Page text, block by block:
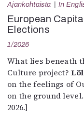
Ajankohtaista In
European
Elections
1/2026
What lies beneath
Culture project?
on the feelings of
on the ground
2026.]